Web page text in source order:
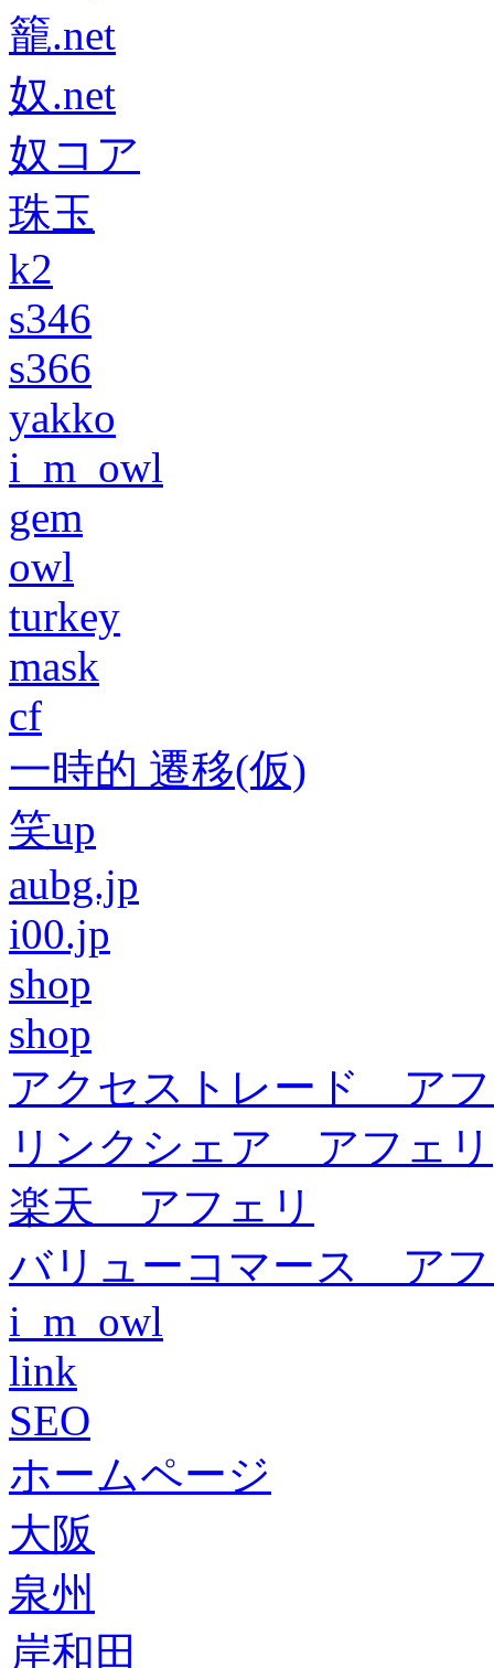
籠.net
奴.net
奴コア
珠玉
k2
s346
s366
yakko
i_m_owl
gem
owl
turkey
mask
cf
一時的 遷移(仮)
笑up
aubg.jp
i00.jp
shop
shop
アクセストレード ア
リンクシェア アフェリ
楽天 アフェリ
バリューコマース ア
i_m_owl
link
SEO
ホームページ
大阪
泉州
岸和田